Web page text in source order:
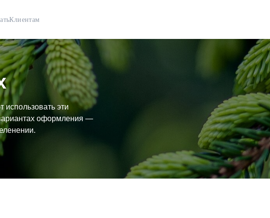
Клиентам
эти
оформления —